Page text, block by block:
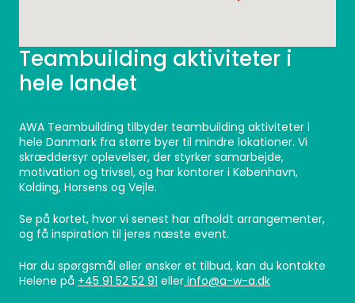
Teambuilding aktiviteter i
hele landet
AWA Teambuilding tilbyder teambuilding aktiviteter i
hele Danmark fra større byer til mindre lokationer. Vi
skræddersyr oplevelser, der styrker samarbejde,
motivation og trivsel, og har kontorer i København,
Kolding, Horsens og Vejle.
Se på kortet, hvor vi senest har afholdt arrangementer,
og få inspiration til jeres næste event.
Har du spørgsmål eller ønsker et tilbud, kan du kontakte
Helene på +45 91 52 52 91 eller info@a-w-a.dk